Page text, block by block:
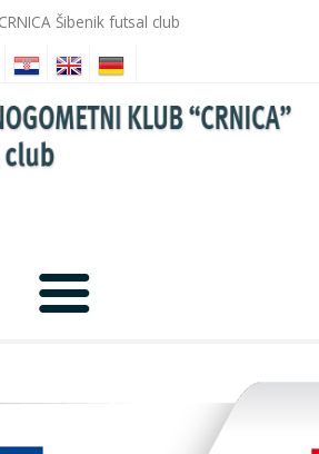
Šibenik futsal club